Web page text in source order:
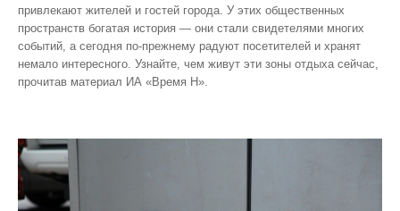
привлекают жителей и гостей города. У этих общественных
пространств богатая история — они стали свидетелями многих
событий, а сегодня по‑прежнему радуют посетителей и хранят
немало интересного. Узнайте, чем живут эти зоны отдыха сейчас,
прочитав материал ИА «Время Н».